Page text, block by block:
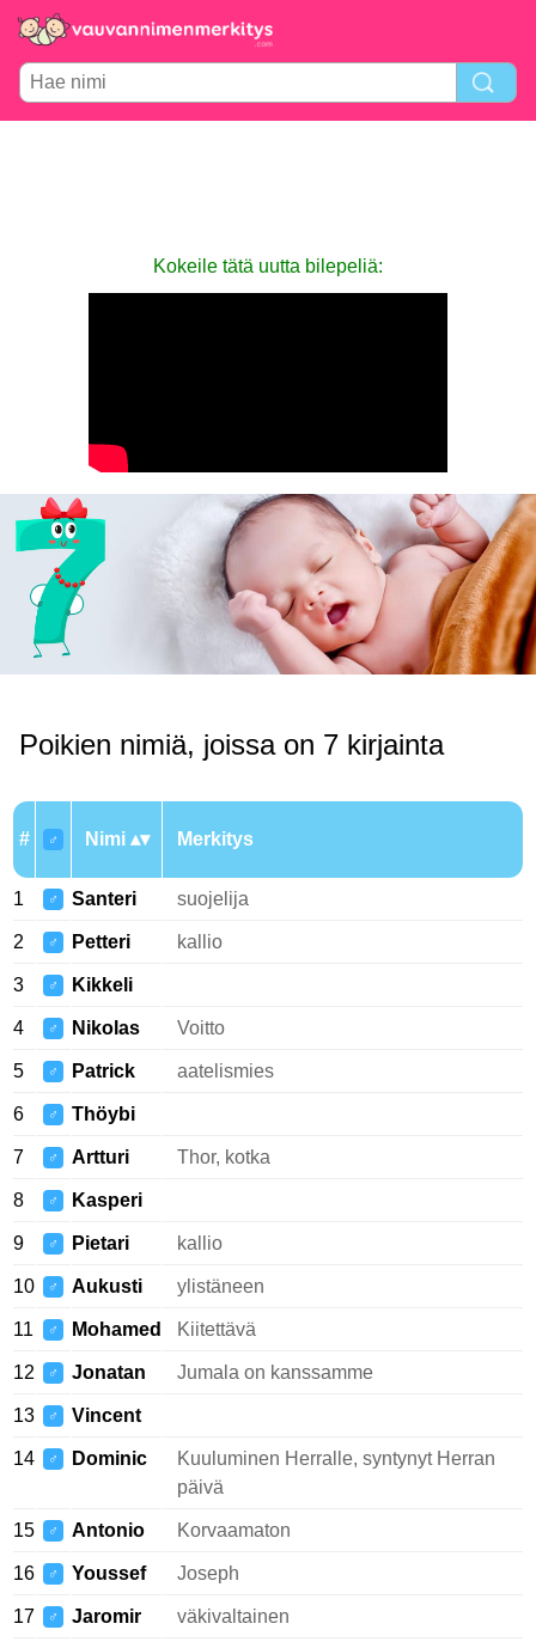
Kokeile tätä uutta bilepeliä:
Poikien nimiä, joissa on 7 kirjainta
# ♂ Nimi Merkitys
1 ♂ Santeri suojelija
2 ♂ Petteri kallio
3 ♂ Kikkeli
4 ♂ Nikolas Voitto
5 ♂ Patrick aatelismies
6 ♂ Thöybi
7 ♂ Artturi Thor, kotka
8 ♂ Kasperi
9 ♂ Pietari kallio
10 ♂ Aukusti ylistäneen
11 ♂ Mohamed Kiitettävä
12 ♂ Jonatan Jumala on kanssamme
13 ♂ Vincent
14 ♂ Dominic
Kuuluminen Herralle, syntynyt Herran
päivä
15 ♂ Antonio Korvaamaton
16 ♂ Youssef Joseph
17 ♂ Jaromir väkivaltainen